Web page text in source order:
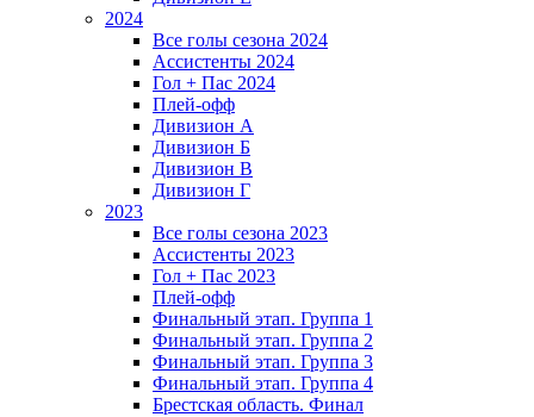
2024
Все голы сезона 2024
Ассистенты 2024
Гол + Пас 2024
Плей-офф
Дивизион A
Дивизион Б
Дивизион В
Дивизион Г
2023
Все голы сезона 2023
Ассистенты 2023
Гол + Пас 2023
Плей-офф
Финальный этап. Группа 1
Финальный этап. Группа 2
Финальный этап. Группа 3
Финальный этап. Группа 4
Брестская область. Финал